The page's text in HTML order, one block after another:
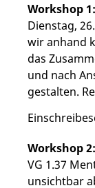
Workshop 1:
Dienstag,
wir anhand
das
und nach
gestalten.
Workshop 2:
VG 1.37
unsichtbar